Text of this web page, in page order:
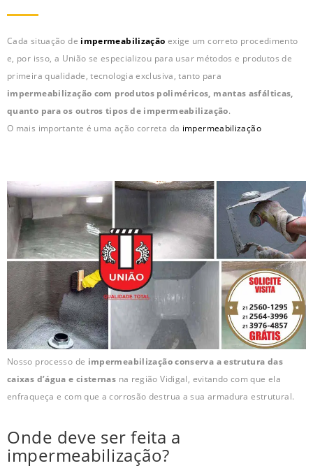
Cada situação de impermeabilização exige um correto procedimento
e, por isso, a União se especializou para usar métodos e produtos de
primeira qualidade, tecnologia exclusiva, tanto para
impermeabilização com produtos poliméricos, mantas asfálticas,
quanto para os outros tipos de impermeabilização.
O mais importante é uma ação correta da impermeabilização
Nosso processo de impermeabilização conserva a estrutura das
caixas d’água e cisternas na região Vidigal, evitando com que ela
enfraqueça e com que a corrosão destrua a sua armadura estrutural.
Onde deve ser feita a
impermeabilização?